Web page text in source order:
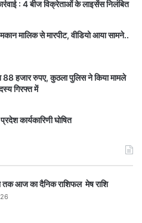
: 4 बीज विक्रेताओं के लाइसेंस निलंबित
मालिक से मारपीट, वीडियो आया सामने..
हजार रुपए, कुठला पुलिस ने किया मामले
गिरफ्त में
कार्यकारिणी घोषित
तक आज का दैनिक राशिफल मेष राशि